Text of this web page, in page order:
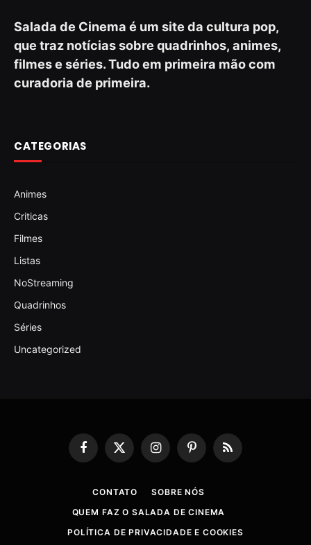
Salada de Cinema é um site da cultura pop,
que traz notícias sobre quadrinhos, animes,
filmes e séries. Tudo em primeira mão com
curadoria de primeira.
CATEGORIAS
Animes
Criticas
Filmes
Listas
NoStreaming
Quadrinhos
Séries
Uncategorized
Facebook
X
(Twitter)
InstagramPinterestRSS
CONTATO
SOBRE NÓS
QUEM FAZ O SALADA DE CINEMA
POLÍTICA DE PRIVACIDADE E COOKIES